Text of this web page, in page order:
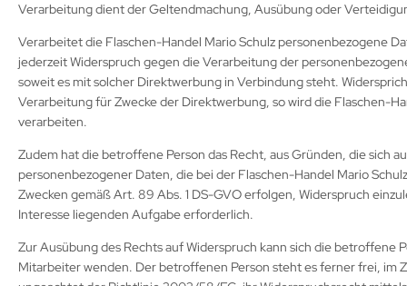
Verarbeitung dient der Geltendmachung, Ausübung oder
Verarbeitet die Flaschen-Handel Mario Schulz personenbezogene
jederzeit Widerspruch gegen die Verarbeitung der
soweit es mit solcher Direktwerbung in Verbindung steht.
Verarbeitung für Zwecke der Direktwerbung, so wird die Flaschen-
verarbeiten.
Zudem hat die betroffene Person das Recht, aus Gründen, die sich
personenbezogener Daten, die bei der Flaschen-Handel Mario
Zwecken gemäß Art. 89 Abs. 1 DS-GVO erfolgen, Widerspruch
Interesse liegenden Aufgabe erforderlich.
Zur Ausübung des Rechts auf Widerspruch kann sich die
Mitarbeiter wenden. Der betroffenen Person steht es ferner frei, im